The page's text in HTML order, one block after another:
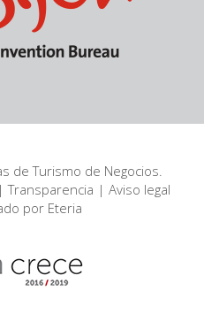
de Turismo de Negocios.
|Transparencia |Aviso legal
por Eteria